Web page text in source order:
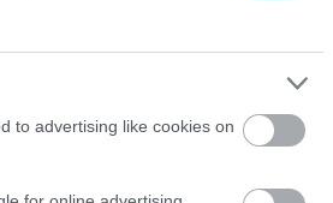
to advertising like cookies on